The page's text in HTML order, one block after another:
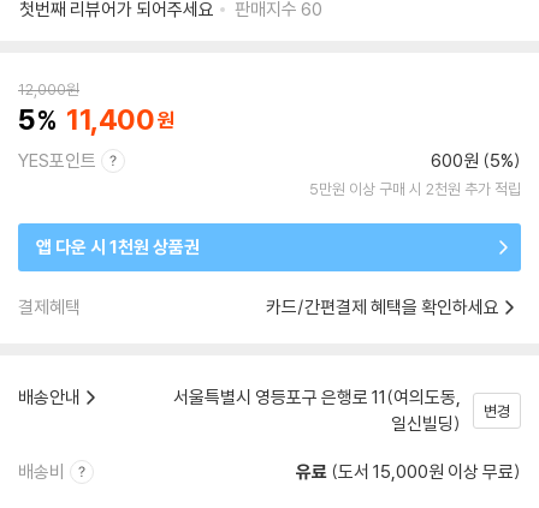
첫번째 리뷰어가 되어주세요
판매지수 60
12,000원
5 11,400
YES포인트 600원 (5%)
5만원 이상 구매 시 2천원 추가 적립
앱 다운 시 1천원 상품권
결제혜택 카드/간편결제 혜택을 확인하세요
배송안내
서울특별시 영등포구 은행로 11(여의도동,
일신빌딩)
변경
배송비 유료 (도서 15,000원 이상 무료)